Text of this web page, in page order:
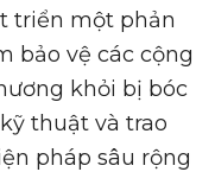
triển một phản
bảo vệ các cộng
khỏi bị bóc
thuật và trao
pháp sâu rộng